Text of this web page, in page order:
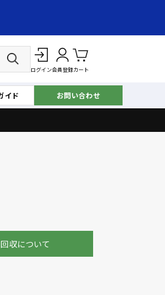
ログイン会員登録カート
イド お問い合わせ
回収について